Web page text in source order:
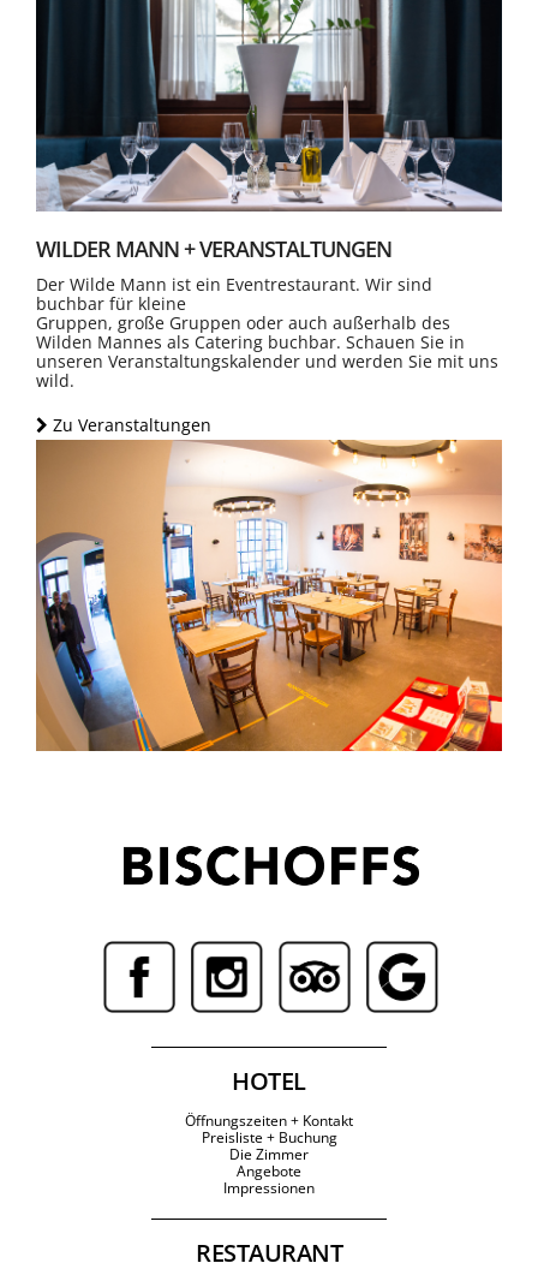
WILDER MANN + VERANSTALTUNGEN
Der Wilde Mann ist ein Eventrestaurant. Wir sind
buchbar für kleine
Gruppen, große Gruppen oder auch außerhalb des
Wilden Mannes als Catering buchbar. Schauen Sie in
unseren Veranstaltungskalender und werden Sie mit uns
wild.
Zu Veranstaltungen
HOTEL
Öffnungszeiten + Kontakt
Preisliste + Buchung
Die Zimmer
Angebote
Impressionen
RESTAURANT